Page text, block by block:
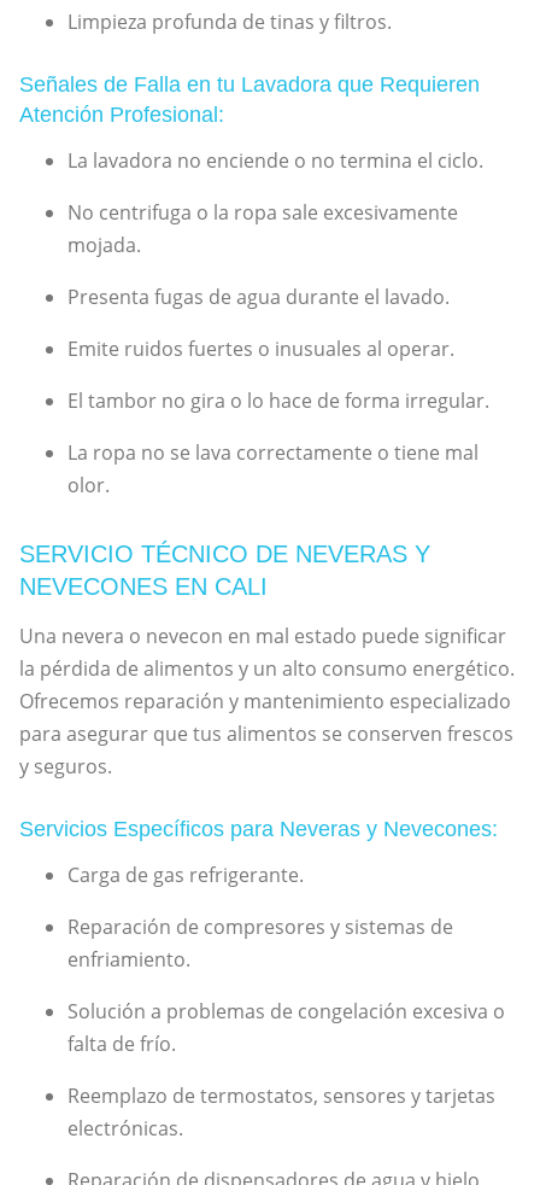
Limpieza profunda de tinas y filtros.
Señales de Falla en tu Lavadora que Requieren
Atención Profesional:
La lavadora no enciende o no termina el ciclo.
No centrifuga o la ropa sale excesivamente
mojada.
Presenta fugas de agua durante el lavado.
Emite ruidos fuertes o inusuales al operar.
El tambor no gira o lo hace de forma irregular.
La ropa no se lava correctamente o tiene mal
olor.
SERVICIO TÉCNICO DE NEVERAS Y
NEVECONES EN CALI
Una nevera o nevecon en mal estado puede significar
la pérdida de alimentos y un alto consumo energético.
Ofrecemos reparación y mantenimiento especializado
para asegurar que tus alimentos se conserven frescos
y seguros.
Servicios Específicos para Neveras y Nevecones:
Carga de gas refrigerante.
Reparación de compresores y sistemas de
enfriamiento.
Solución a problemas de congelación excesiva o
falta de frío.
Reemplazo de termostatos, sensores y tarjetas
electrónicas.